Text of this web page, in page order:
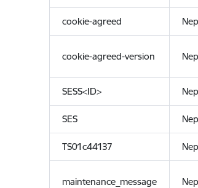
cookie-agreed
cookie-agreed-version
SESS<ID>
SES
TS01c44137
maintenance_message